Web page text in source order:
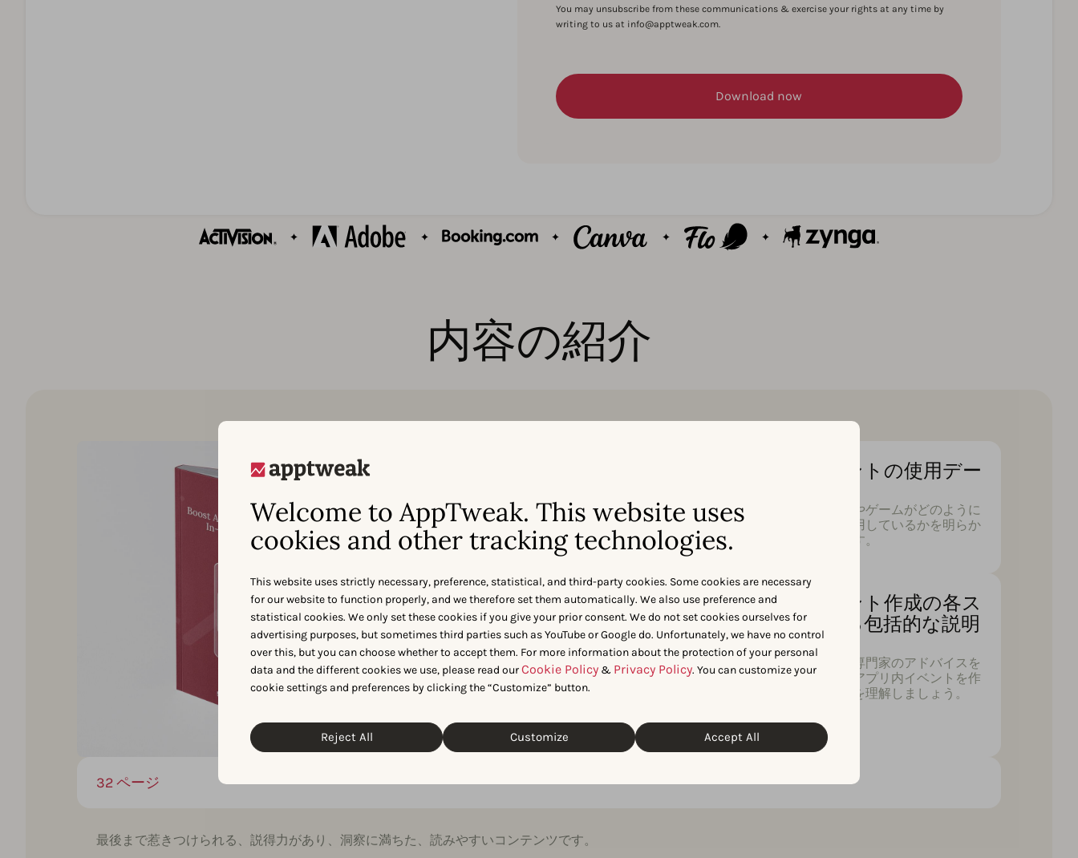
Welcome to AppTweak. This website uses
cookies and other tracking technologies.
This website uses strictly necessary, preference, statistical, and third-party cookies. Some cookies are necessary
for our website to function properly, and we therefore set them automatically. We also use preference and
statistical cookies. We only set these cookies if you give your prior consent. We do not set cookies ourselves for
advertising purposes, but sometimes third parties such as YouTube or Google do. Unfortunately, we have no control
over this, but you can choose whether to accept them. For more information about the protection of your personal
data and the different cookies we use, please read ourCookie Policy & Privacy Policy. You can customize your
cookie settings and preferences by clicking the “Customize” button.
Reject All Customize Accept All
You may unsubscribe from these communications & exercise your rights at any time by
writing to us at info@apptweak.com.
内容の紹介
Appleのアプリ内イベントが、なぜすでにア
プリマーケターの間で人気となっているのか
を探ります
アプリ内イベントの使用デー
最も人気のあるアプリやゲームがどのように
アプリ内イベントを採用しているかを明らか
にする、一次データです。
アプリやゲームはどのよう
にアプリ内イベントを活用
していますか？
このiOS 15の機能が他のアプリやゲームでど
のように活用され、アプリストアでの視認性
を最適化し、ユーザーエンゲージメントを向
き！）。
アプリ内イベント作成の各ス
テップに関する包括的な説明
(文)
ベストプラクティスと専門家のアドバイスを
参考に、成功に向けてアプリ内イベントを作
成し、最適化する方法を理解しましょう。
32 ページ
最後まで惹きつけられる、説得力があり、洞察に満ちた、読みやすいコンテンツです。